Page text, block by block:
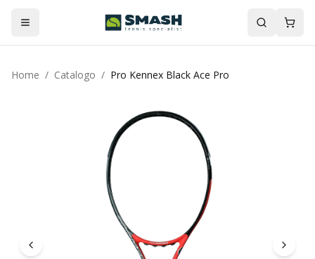
Home / Catalogo / Pro Kennex Black Ace Pro